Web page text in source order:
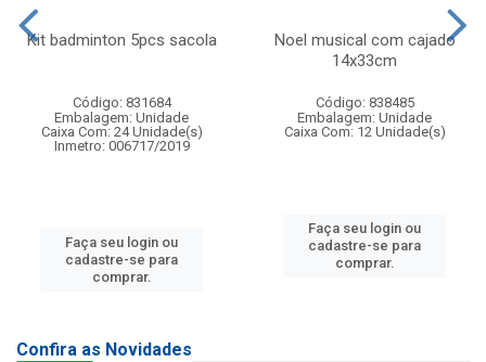
Kit badminton 5pcs sacola
Código: 831684
Embalagem: Unidade
Caixa Com: 24 Unidade(s)
Inmetro: 006717/2019
Faça seu login ou
cadastre-se para
comprar.
Noel musical com cajado
14x33cm
Código: 838485
Embalagem: Unidade
Caixa Com: 12 Unidade(s)
Faça seu login ou
cadastre-se para
comprar.
Confira as Novidades